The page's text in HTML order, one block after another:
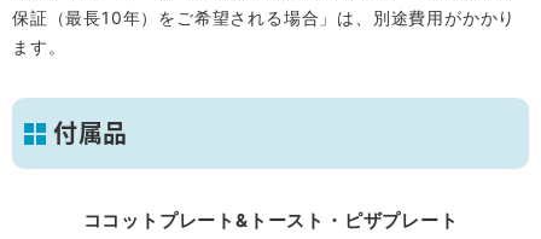
保証（最長10年）をご希望される場合」は、別途費用がかかり
ます。
付属品
ココットプレート&トースト・ピザプレート